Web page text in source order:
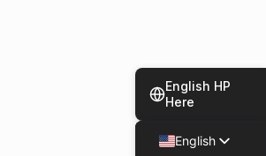
English HP
Here
English